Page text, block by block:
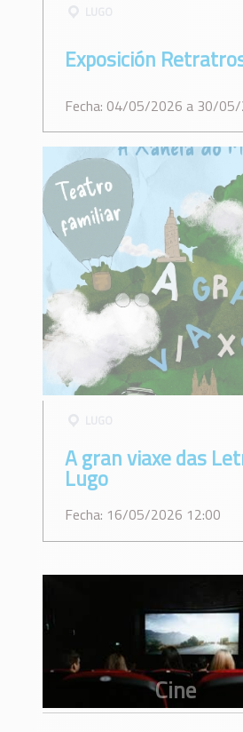
Exposición
Fecha: 04/05/2026 a 30/
A gran viaxe das
Lugo
Fecha: 16/05/2026 12:00